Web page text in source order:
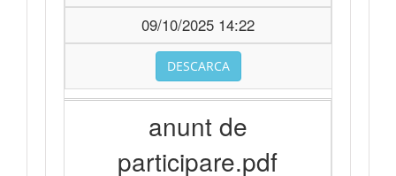
09/10/2025 14:22
DESCARCA
anunt de
participare.pdf